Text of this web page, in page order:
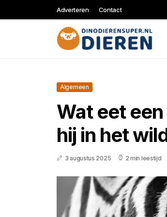
Adverteren Contact
Algemeen
Wat eet
hij in het
3 augustus 2025 2 min leestijd